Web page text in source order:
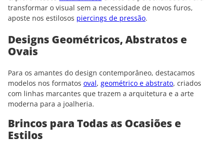
transformar o visual sem a necessidade de novos furos,
aposte nos estilosos piercings de pressão.
Designs Geométricos, Abstratos e
Ovais
Para os amantes do design contemporâneo, destacamos
modelos nos formatos oval, geométrico e abstrato, criados
com linhas marcantes que trazem a arquitetura e a arte
moderna para a joalheria.
Brincos para Todas as Ocasiões e
Estilos